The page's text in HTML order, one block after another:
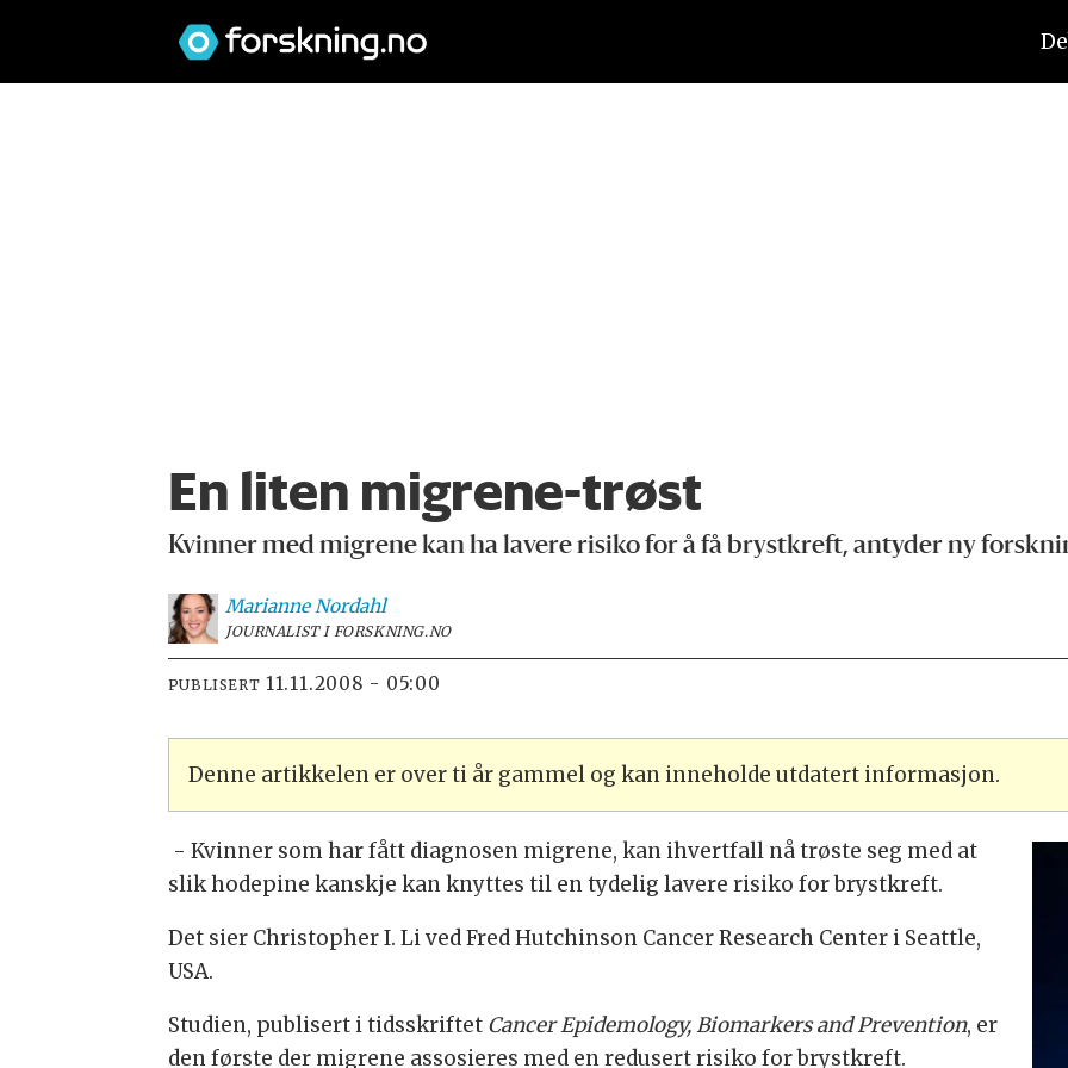
En liten migrene-trøst
Kvinner med migrene kan ha lavere risiko for å få brystkreft, antyder ny
Marianne Nordahl
JOURNALIST I FORSKNING.NO
PUBLISERT 11.11.2008 - 05:00
Denne artikkelen er over ti år gammel og kan inneholde utdatert informasjon.
- Kvinner som har fått diagnosen migrene, kan ihvertfall nå trøste seg med at
slik hodepine kanskje kan knyttes til en tydelig lavere risiko for brystkreft.
Det sier Christopher I. Li ved Fred Hutchinson Cancer Research Center i Seattle,
USA.
Studien, publisert i tidsskriftet Cancer Epidemology, Biomarkers and Prevention, er
den første der migrene assosieres med en redusert risiko for brystkreft.